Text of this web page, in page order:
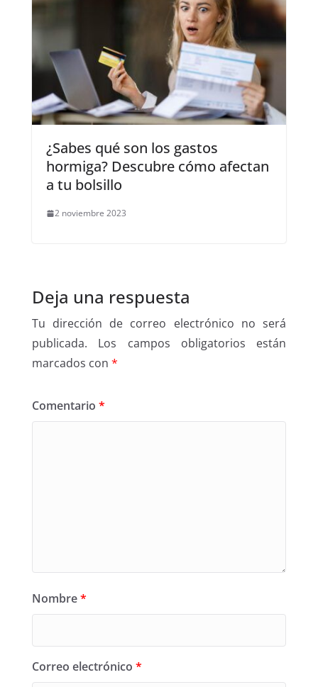
¿Sabes qué son los gastos
hormiga? Descubre cómo afectan
a tu bolsillo
2 noviembre 2023
Deja una respuesta
Tu dirección de correo electrónico no será
publicada.
Los campos obligatorios están
marcados con *
Comentario *
Nombre*
Correo electrónico *